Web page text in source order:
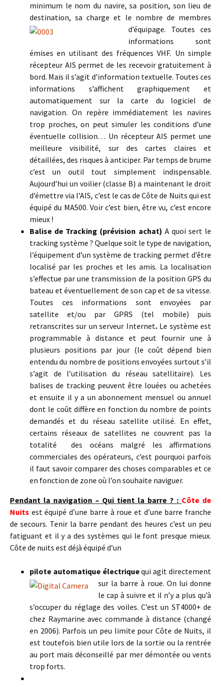
minimum le nom du navire, sa position, son lieu de
destination, sa charge et le nombre de membres
d’équipage. Toutes ces
informations sont
émises en utilisant des fréquences VHF. Un simple
récepteur AIS permet de les recevoir gratuitement à
bord. Mais il s’agit d’information textuelle. Toutes ces
informations s’affichent graphiquement et
automatiquement sur la carte du logiciel de
navigation. On repère immédiatement les navires
trop proches, on peut simuler les conditions d’une
éventuelle collision… Un récepteur AIS permet une
meilleure visibilité, sur des cartes claires et
détaillées, des risques à anticiper. Par temps de brume
c’est un outil tout simplement indispensable.
Aujourd’hui un voilier (classe B) a maintenant le droit
d’émettre via l’AIS, c’est le cas de Côte de Nuits qui est
équipé du MA500. Voir c’est bien, être vu, c’est encore
mieux !
Balise de Tracking (prévision achat) A quoi sert le
tracking système ? Quelque soit le type de navigation,
l’équipement d’un système de tracking permet d’être
localisé par les proches et les amis. La localisation
s’effectue par une transmission de la position GPS du
bateau et éventuellement de son cap et de sa vitesse.
Toutes ces informations sont envoyées par
satellite et/ou par GPRS (tel mobile) puis
retranscrites sur un serveur Internet. Le système est
programmable à distance et peut fournir une à
plusieurs positions par jour (le coût dépend bien
entendu du nombre de positions envoyées surtout s’il
s’agit de l’utilisation du réseau satellitaire).
Les
balises de tracking peuvent être louées ou achetées
et ensuite il y a un abonnement mensuel ou annuel
dont le coût diffère en fonction du nombre de points
demandés et du réseau satellite utilisé. En effet,
certains réseaux de satellites ne couvrent pas la
totalité des océans malgré les affirmations
commerciales des opérateurs, c’est pourquoi parfois
il faut savoir comparer des choses comparables et ce
en fonction de zone où l’on souhaite naviguer.
Pendant la navigation – Qui tient la barre ? : Côte de
Nuits est équipé d’une barre à roue et d’une barre franche
de secours. Tenir la barre pendant des heures c’est un peu
fatiguant et il y a des systèmes qui le font presque mieux.
Côte de nuits est déjà équipé d’un
pilote automatique électriquequi agit directement
sur la barre à roue. On lui donne
le cap à suivre et il n’y a plus qu’à
s’occuper du réglage des voiles. C’est un ST4000+ de
chez Raymarine avec commande à distance (changé
en 2006). Parfois un peu limite pour Côte de Nuits, il
est toutefois bien utile lors de la sortie ou la rentrée
au port mais déconseillé par mer démontée ou vents
trop forts.